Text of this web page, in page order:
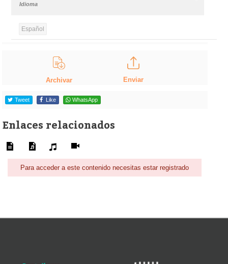
Idioma
Español
Archivar Enviar
Tweet Like WhatsApp
Enlaces relacionados
Para acceder a este contenido necesitas estar registrado